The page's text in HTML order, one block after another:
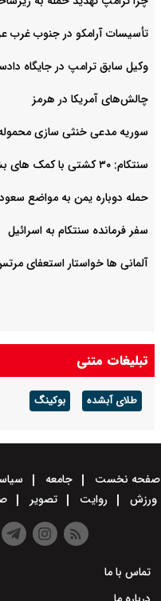
تأسیسات آرامکو در جنوب
وکیل سابق ترامپ در جایگاه
چالش‌های آمریکا در هرمز
سوریه مدعی خنثی سازی محموله
سنتکام: ۳۰ کشتی با کمک های بشردوستانه از محاصره گذشتند
حمله دوباره یمن به مواضع
سفر فرمانده سنتکام به اسرائیل
آلمانی ها خواستار استعفای
تبلیغات متنی
طلای آبشده بوکینگ
صفحه نخست جامعه
ورزش
روایت تصویر
تماس با ما